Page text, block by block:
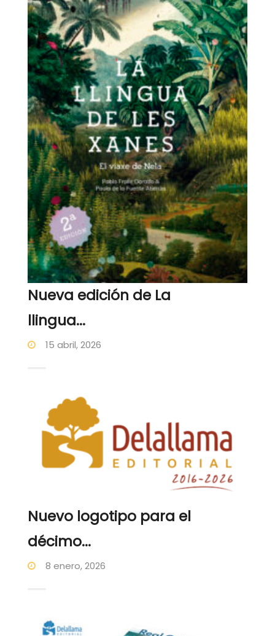
Nueva edición de La
llingua...
15 abril, 2026
Nuevo logotipo para el
décimo...
8 enero, 2026